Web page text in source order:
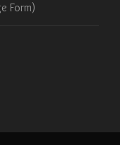
Form)